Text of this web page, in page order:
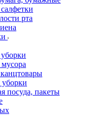
рта
посуда, пакеты